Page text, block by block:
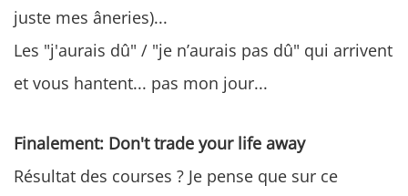
juste mes âneries)...
Les "j'aurais dû" / "je n’aurais pas dû" qui arrivent
et vous hantent... pas mon jour...
Finalement: Don't trade your life away
Résultat des courses ? Je pense que sur ce